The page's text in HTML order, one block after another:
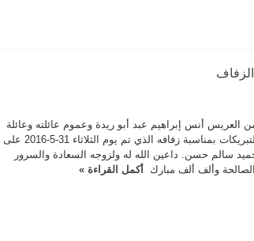
أنس إبراهيم عبد أبو ريدة وعموم عائلته وعائلة
العروس بأحر التهاني والتبريكات بمناسبة زفافه الذي تم يوم الثلاثاء 31-5-2016 على
سالم حسن. داعين الله له ولزوجه السعادة والسرور
وألف ألف مبارك أكمل القراءة »